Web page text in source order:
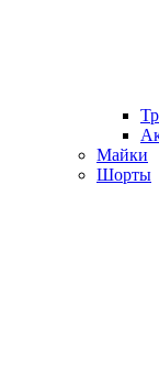
Майки
Шорты